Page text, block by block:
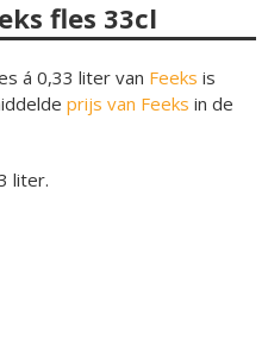
fles 33cl
á 0,33 liter van Feeks is
prijs van Feeks in de
liter.